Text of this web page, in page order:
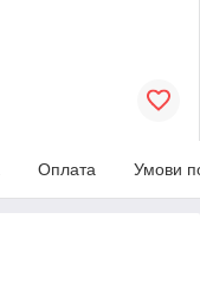
Оплата Умови